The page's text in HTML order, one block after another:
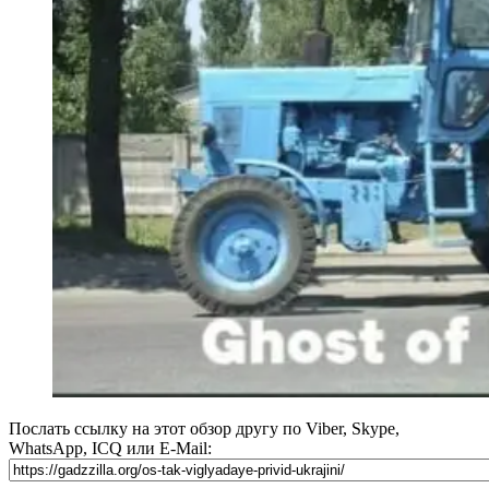
Послать ссылку на этот обзор другу по Viber, Skype,
WhatsApp, ICQ или E-Mail: